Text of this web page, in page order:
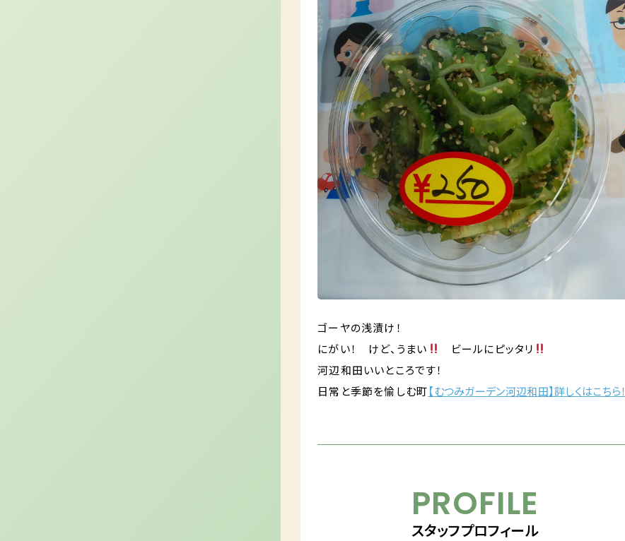
ゴーヤの浅漬け！
にがい！ けど、うまい
ビールにピッタリ
河辺和田いいところです！
日常と季節を愉しむ町【むつみガーデン河辺和田】詳しくはこちら！
PROFILE
スタッフプロフィール